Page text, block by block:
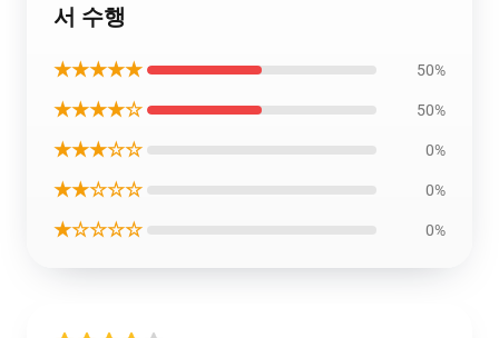
서 수행
★★★★★ 50%
★★★★☆ 50%
★★★☆☆ 0%
★★☆☆☆ 0%
★☆☆☆☆ 0%